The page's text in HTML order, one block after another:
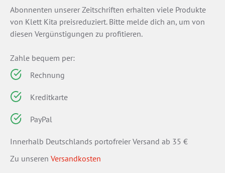
Abonnenten unserer Zeitschriften erhalten viele Produkte
von Klett Kita preisreduziert. Bitte melde dich an, um von
diesen Vergünstigungen zu profitieren.
Zahle bequem per:
Rechnung
Kreditkarte
PayPal
Innerhalb Deutschlands portofreier Versand ab 35 €
Zu unseren Versandkosten